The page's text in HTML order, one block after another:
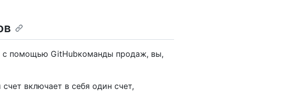
с помощью GitHubкоманды продаж, вы,
включает в себя один счет,